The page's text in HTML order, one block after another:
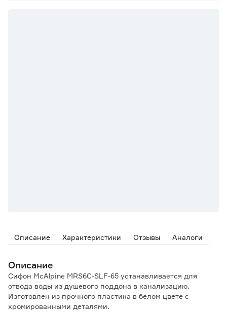
Описание Характеристики Отзывы Аналоги
Описание
Сифон MсAlрinе MRS6С-SLF-65 устанавливается для
отвода воды из душевого поддона в канализацию.
Изготовлен из прочного пластика в белом цвете с
хромированными деталями.